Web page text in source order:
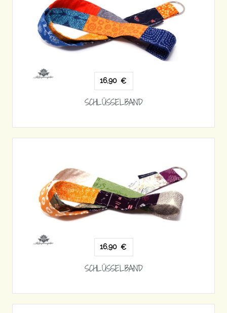
16,90 €
SCHLÜSSELBAND
16,90 €
SCHLÜSSELBAND